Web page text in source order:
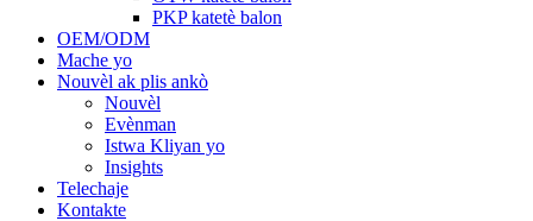
PKP katetè balon
OEM/ODM
Mache yo
Nouvèl ak plis ankò
Nouvèl
Evènman
Istwa Kliyan yo
Insights
Telechaje
Kontakte